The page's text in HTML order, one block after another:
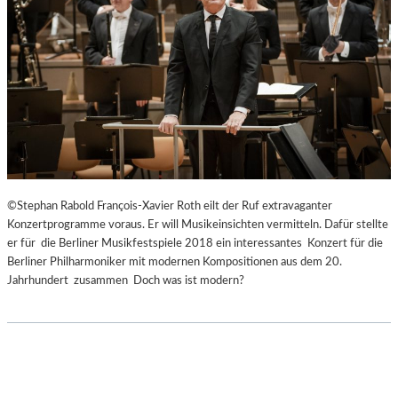
©Stephan Rabold François-Xavier Roth eilt der Ruf extravaganter
Konzertprogramme voraus. Er will Musikeinsichten vermitteln. Dafür stellte
er für die Berliner Musikfestspiele 2018 ein interessantes Konzert für die
Berliner Philharmoniker mit modernen Kompositionen aus dem 20.
Jahrhundert zusammen Doch was ist modern?